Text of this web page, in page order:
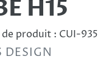
H15
produit : CUI-
DESIGN